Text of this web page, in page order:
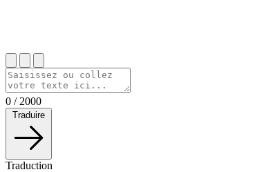
0 / 2000
Traduire
Traduction